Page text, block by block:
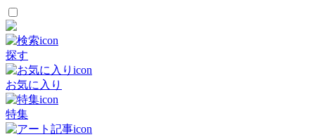
探す
お気に入り
特集